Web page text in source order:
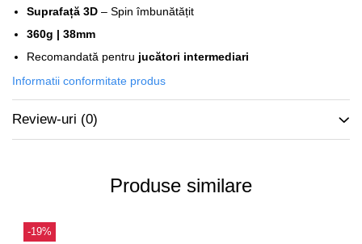
Suprafață 3D – Spin îmbunătățit
360g | 38mm
Recomandată pentru jucători intermediari
Informatii conformitate produs
Review-uri (0)
Produse similare
-19%